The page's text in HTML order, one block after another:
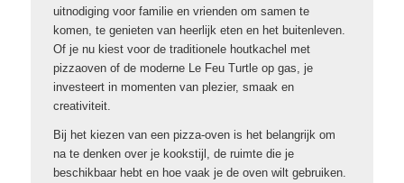
uitnodiging voor familie en vrienden om samen te
komen, te genieten van heerlijk eten en het buitenleven.
Of je nu kiest voor de traditionele houtkachel met
pizzaoven of de moderne Le Feu Turtle op gas, je
investeert in momenten van plezier, smaak en
creativiteit.
Bij het kiezen van een pizza-oven is het belangrijk om
na te denken over je kookstijl, de ruimte die je
beschikbaar hebt en hoe vaak je de oven wilt gebruiken.